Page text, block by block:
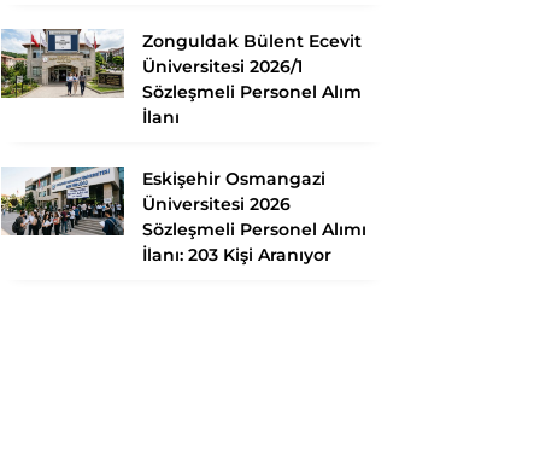
Zonguldak Bülent Ecevit
Üniversitesi 2026/1
Sözleşmeli Personel Alım
İlanı
Eskişehir Osmangazi
Üniversitesi 2026
Sözleşmeli Personel Alımı
İlanı: 203 Kişi Aranıyor